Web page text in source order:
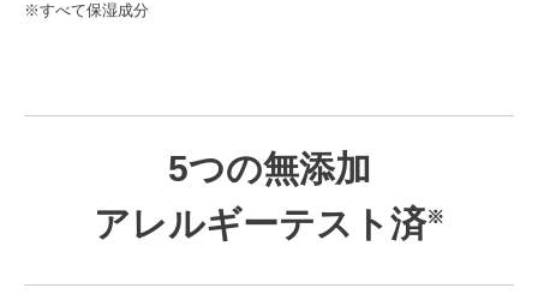
※すべて保湿成分
5つの無添加
アレルギーテスト済※